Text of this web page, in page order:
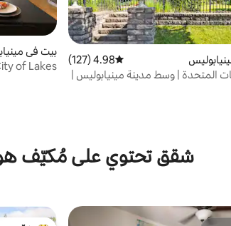
متوسط التقييم 4.98 من 5، 127 مراجعات
4.98 (127)
المتحدة | وسط مدينة مينيابوليس |
بيت في
of Lakes
شقق تحتوي على مُكيّف